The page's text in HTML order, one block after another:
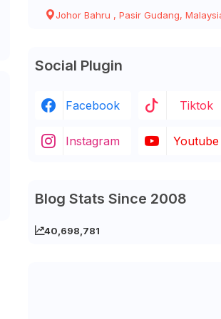
Johor Bahru , Pasir Gudang,
Social Plugin
Facebook Tiktok
Instagram Youtube
Blog Stats Since 2008
40,698,781